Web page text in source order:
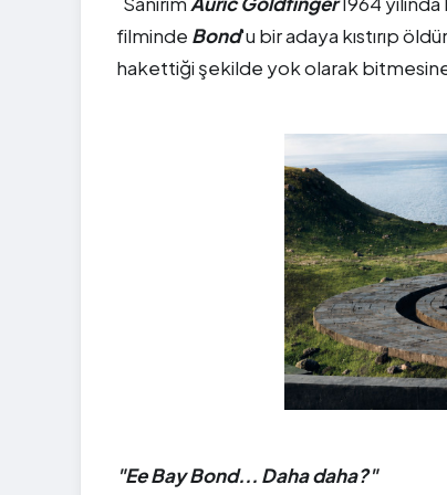
filminde Bond'u bir adaya kıstırıp
hakettiği şekilde yok olarak
"Ee Bay Bond... Daha daha?"